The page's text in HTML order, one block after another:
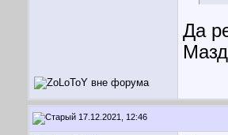
Да
17.12.2021, 12:46